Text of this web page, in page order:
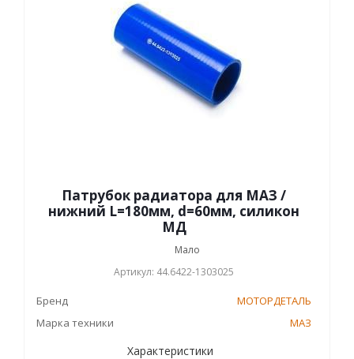
Патрубок радиатора для МАЗ /
нижний L=180мм, d=60мм, силикон
МД
Мало
Артикул: 44.6422-1303025
Бренд
МОТОРДЕТАЛЬ
Марка техники
МАЗ
Характеристики